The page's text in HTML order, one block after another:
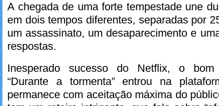
A chegada de uma forte tempestade une
em dois tempos diferentes, separadas por
um assassinato, um desaparecimento e
respostas.
Inesperado sucesso do Netflix, o bom
“Durante a tormenta” entrou na
permanece com aceitação máxima do